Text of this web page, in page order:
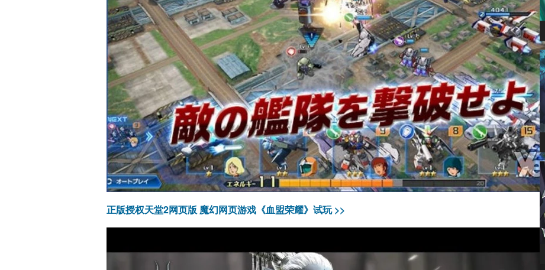
正版授权天堂2网页版 魔幻网页游戏《血盟荣耀》试玩 >>